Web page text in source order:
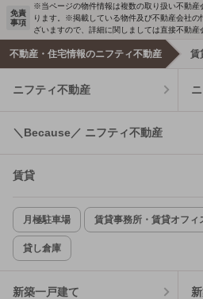
免責
事項
※当ページの物件情報は複数の取り扱い不動産
ります。※掲載している物件及び不動産会社
ざいますので、詳細に関しましては直接不動産
不動産・住宅情報のニフティ不動産 賃
ニフティ不動産
＼Because／ ニフティ不動産
賃貸
月極駐車場 賃貸事務所・賃貸オフィ
貸し倉庫
新築一戸建て